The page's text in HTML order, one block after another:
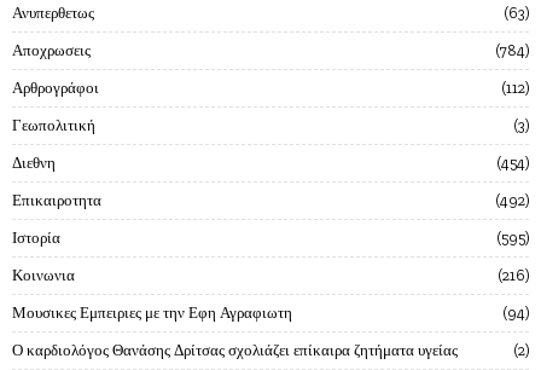
Ανυπερθετως 63
Αποχρωσεις 784
Αρθρογράφοι 112
Γεωπολιτική 3
Διεθνη 454
Επικαιροτητα 492
Ιστορία 595
Κοινωνια 216
Μουσικες Εμπειριες με την Εφη Αγραφιωτη 94
Ο καρδιολόγος Θανάσης Δρίτσας σχολιάζει επίκαιρα ζητήματα υγείας 2